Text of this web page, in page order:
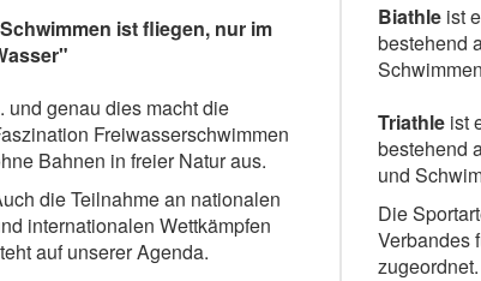
ist fliegen, nur im
und genau dies macht die
Freiwasserschwimmen
Bahnen in freier Natur aus.
die Teilnahme an nationalen
internationalen Wettkämpfen
auf unserer Agenda.
Biathle ist
bestehend
Triathle ist
bestehend
und
Die
Verbandes
zugeordnet.